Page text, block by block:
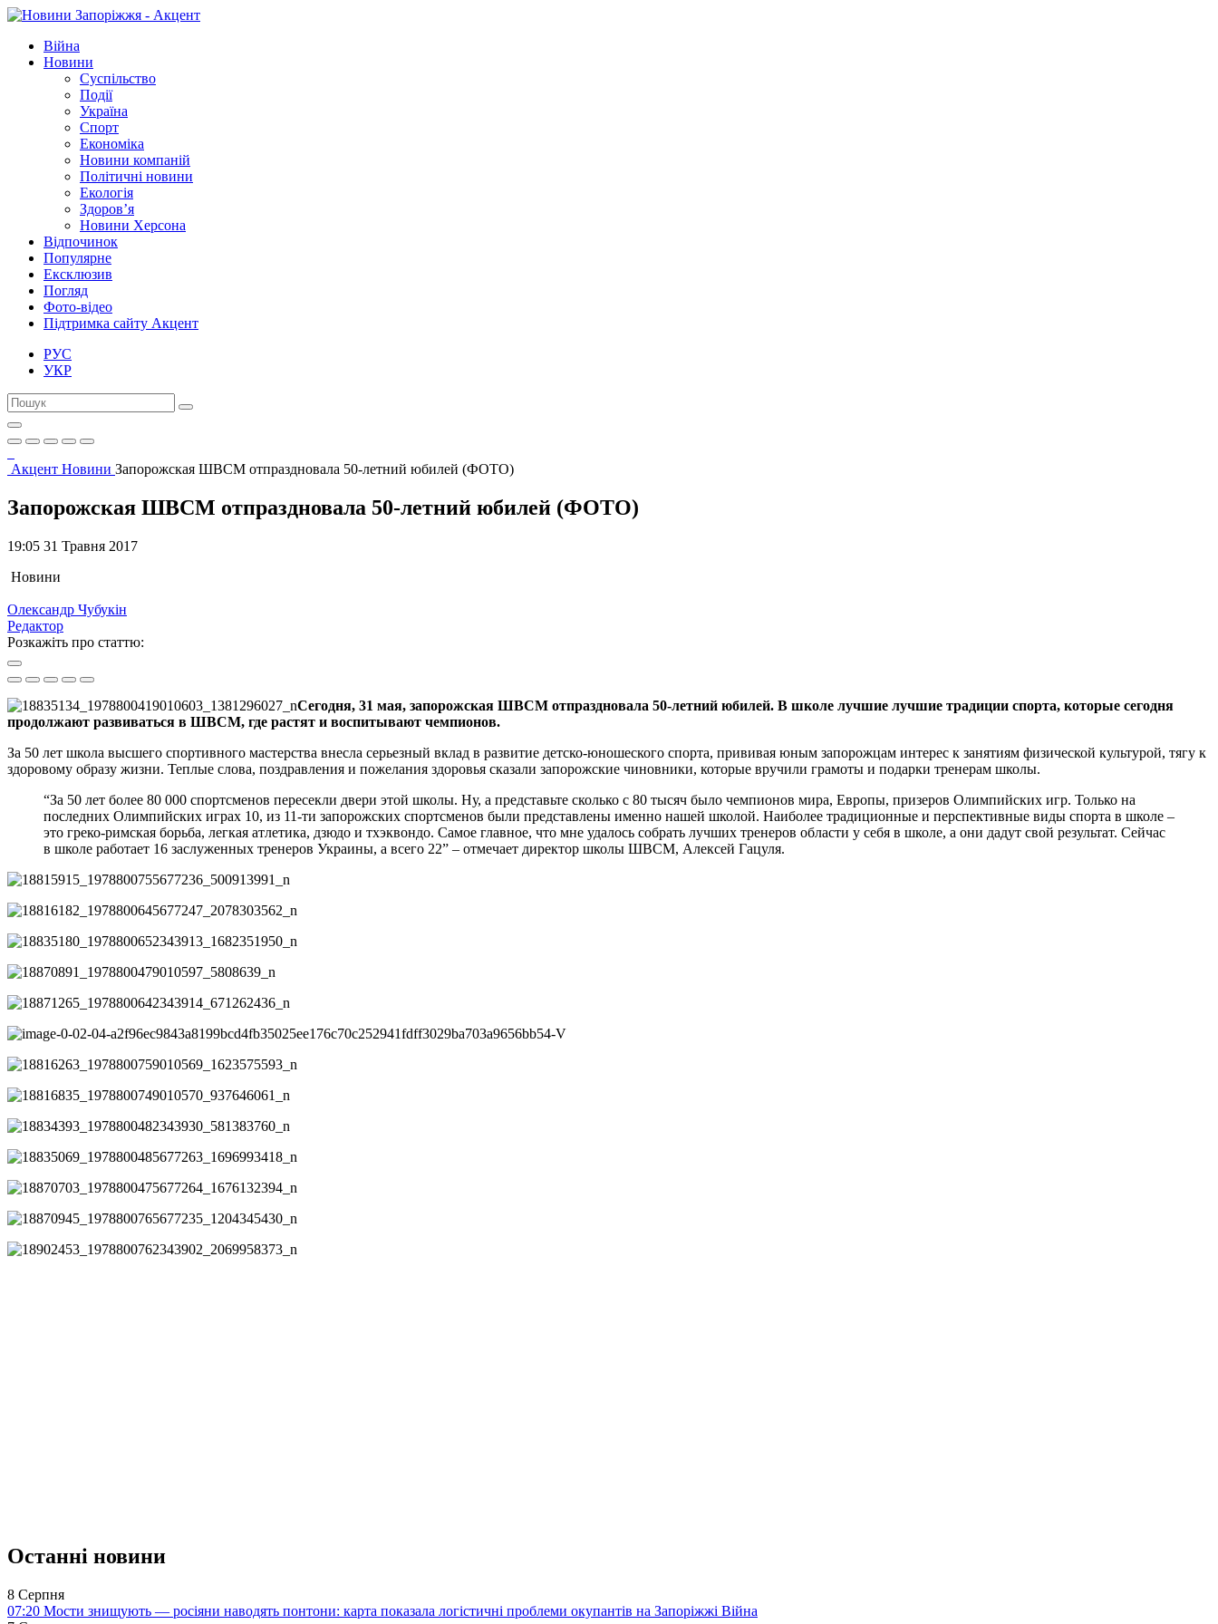
Війна
Новини
Суспільство
Події
Україна
Спорт
Економіка
Новини компаній
Політичні новини
Екологія
Здоров’я
Новини Херсона
Відпочинок
Популярне
Ексклюзив
Погляд
Фото-відео
Підтримка сайту Акцент
РУС
УКР
Акцент Новини Запорожская ШВСМ отпраздновала 50-летний юбилей (ФОТО)
Запорожская ШВСМ отпраздновала 50-летний юбилей (ФОТО)
19:05 31 Травня 2017
Новини
Олександр Чубукін
Редактор
Розкажіть про статтю:
Сегодня, 31 мая, запорожская ШВСМ отпраздновала 50-летний юбилей. В школе лучшие лучшие традиции спорта, которые сегодня
продолжают развиваться в ШВСМ, где растят и воспитывают чемпионов.
За 50 лет школа высшего спортивного мастерства внесла серьезный вклад в развитие детско-юношеского спорта, прививая юным запорожцам интерес к занятиям физической культурой, тягу к
здоровому образу жизни. Теплые слова, поздравления и пожелания здоровья сказали запорожские чиновники, которые вручили грамоты и подарки тренерам школы.
“За 50 лет более 80 000 спортсменов пересекли двери этой школы. Ну, а представьте сколько с 80 тысяч было чемпионов мира, Европы, призеров Олимпийских игр. Только на
последних Олимпийских играх 10, из 11-ти запорожских спортсменов были представлены именно нашей школой. Наиболее традиционные и перспективные виды спорта в школе –
это греко-римская борьба, легкая атлетика, дзюдо и тхэквондо. Самое главное, что мне удалось собрать лучших тренеров области у себя в школе, а они дадут свой результат. Сейчас
в школе работает 16 заслуженных тренеров Украины, а всего 22” – отмечает директор школы ШВСМ, Алексей Гацуля.
Останні новини
8 Серпня
07:20 Мости знищують — росіяни наводять понтони: карта показала логістичні проблеми окупантів на Запоріжжі Війна